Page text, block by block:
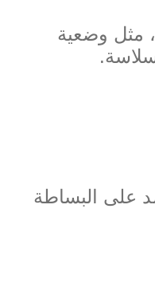
مثل وضعية
.
على البساطة